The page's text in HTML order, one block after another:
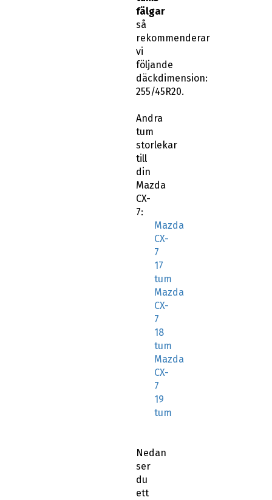
fälgar
så
rekommenderar
vi
följande
däckdimension:
255/45R20.
Andra
tum
storlekar
till
din
Mazda
CX-
7:
Mazda
CX-
7
17
tum
Mazda
CX-
7
18
tum
Mazda
CX-
7
19
tum
Nedan
ser
du
ett